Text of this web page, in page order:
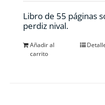
Libro de 55 páginas
perdiz nival.
Añadir al
carrito